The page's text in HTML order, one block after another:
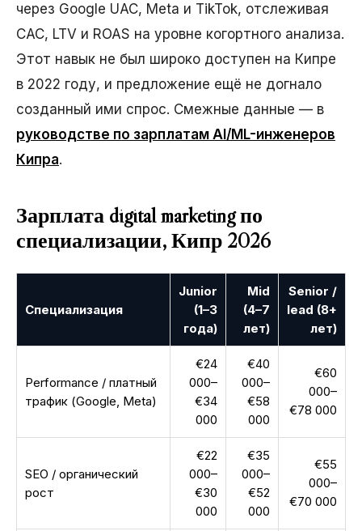
через Google UAC, Meta и TikTok, отслеживая
CAC, LTV и ROAS на уровне когортного анализа.
Этот навык не был широко доступен на Кипре
в 2022 году, и предложение ещё не догнало
созданный ими спрос. Смежные данные — в
руководстве по зарплатам AI/ML-инженеров
Кипра.
Зарплата digital marketing по
специализации, Кипр 2026
Специализация
Junior
(1–3
года)
Mid
(4–7
лет)
Senior /
lead (8+
лет)
Performance / платный
трафик (Google, Meta)
€24
000–
€34
000
€40
000–
€58
000
€60
000–
€78 000
SEO / органический
рост
€22
000–
€30
000
€35
000–
€52
000
€55
000–
€70 000